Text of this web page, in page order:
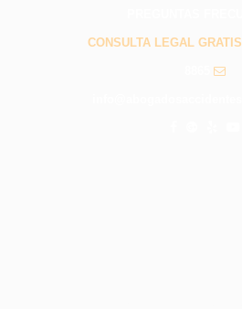
CONSULTA LEGAL GRATIS